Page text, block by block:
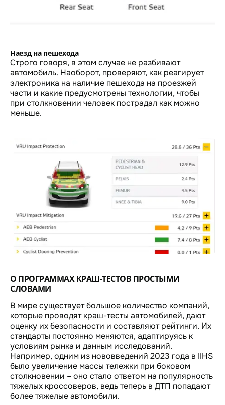
Наезд на пешехода
Строго говоря, в этом случае не разбивают
автомобиль. Наоборот, проверяют, как реагирует
электроника на наличие пешехода на проезжей
части и какие предусмотрены технологии, чтобы
при столкновении человек пострадал как можно
меньше.
О ПРОГРАММАХ КРАШ-ТЕСТОВ ПРОСТЫМИ
СЛОВАМИ
В мире существует большое количество компаний,
которые проводят краш-тесты автомобилей, дают
оценку их безопасности и составляют рейтинги. Их
стандарты постоянно меняются, адаптируясь к
условиям рынка и данным исследований.
Например, одним из нововведений 2023 года в IIHS
было увеличение массы тележки при боковом
столкновении – оно стало ответом на популярность
тяжелых кроссоверов, ведь теперь в ДТП попадают
более тяжелые автомобили.